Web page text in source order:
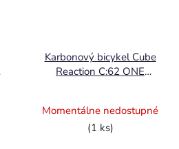
Karbonový bicykel Cube
Reaction C:62 ONE
Momentálne nedostupné
(1 ks)